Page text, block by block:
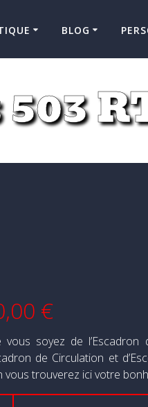
BLOG
€
vous soyez de
de Circulation et
vous trouverez ici votre